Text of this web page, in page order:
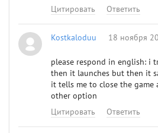
Цитировать
Ответить
Kostkaloduu 18 ноября
please respond in english: i
then it launches but then it
it tells me to close the game
other option
Цитировать
Ответить